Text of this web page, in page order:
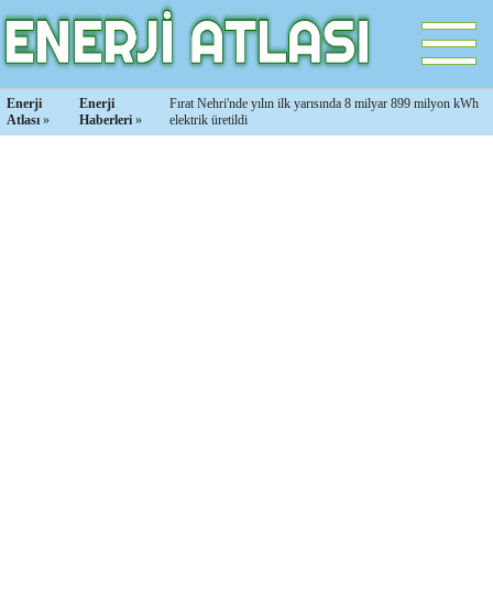
Enerji
Atlası »
Enerji
Haberleri »
Fırat Nehri'nde yılın ilk yarısında 8 milyar 899 milyon kWh
elektrik üretildi